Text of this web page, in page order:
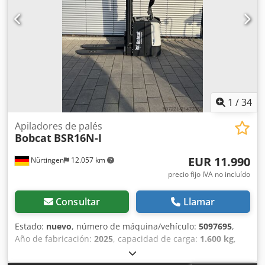
1 /34
Nürtingen 12.057 km
Apiladores de palés
Bobcat BSR16N-I
EUR 11.990
precio fijo IVA no incluído
Consultar Llamar
Estado: nuevo, número de máquina/vehículo: 5097695,
Año de fabricación: 2025, capacidad de carga: 1.600 kg,
4.620 mm, ascensor libre: